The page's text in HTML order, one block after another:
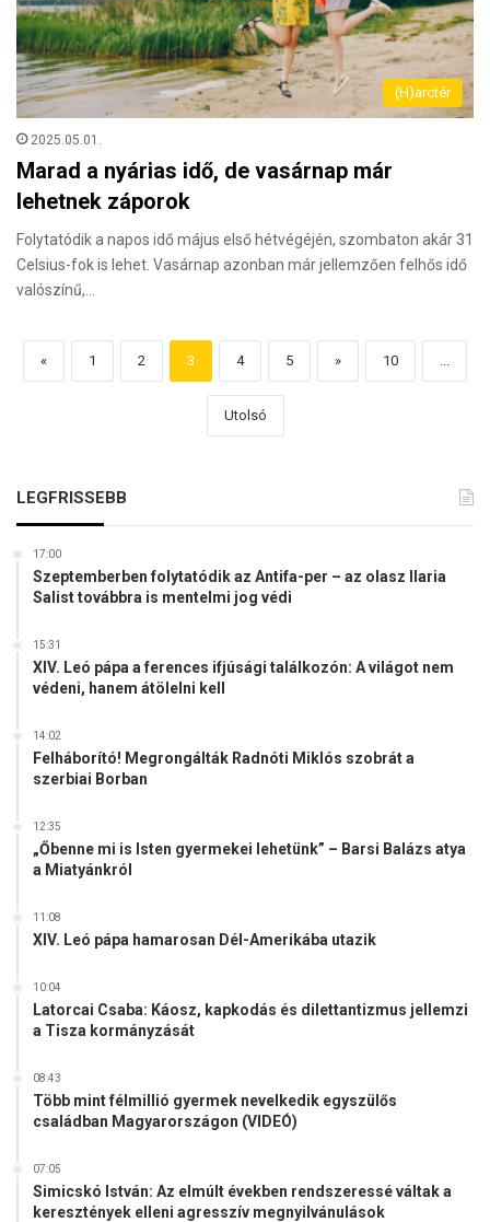
(H)arctér
2025.05.01.
Marad a nyárias idő, de vasárnap már
lehetnek záporok
Folytatódik a napos idő május első hétvégéjén, szombaton akár 31
Celsius-fok is lehet. Vasárnap azonban már jellemzően felhős idő
valószínű,…
« 1 2 3 4 5 » 10
Utolsó
LEGFRISSEBB
17:00
Szeptemberben folytatódik az Antifa-per – az olasz Ilaria
Salist továbbra is mentelmi jog védi
15:31
XIV. Leó pápa a ferences ifjúsági találkozón: A világot nem
védeni, hanem átölelni kell
14:02
Felháborító! Megrongálták Radnóti Miklós szobrát a
szerbiai Borban
12:35
„Őbenne mi is Isten gyermekei lehetünk” – Barsi Balázs atya
a Miatyánkról
11:08
XIV. Leó pápa hamarosan Dél-Amerikába utazik
10:04
Latorcai Csaba: Káosz, kapkodás és dilettantizmus jellemzi
a Tisza kormányzását
08:43
Több mint félmillió gyermek nevelkedik egyszülős
családban Magyarországon (VIDEÓ)
07:05
Simicskó István: Az elmúlt években rendszeressé váltak a
keresztények elleni agresszív megnyilvánulások